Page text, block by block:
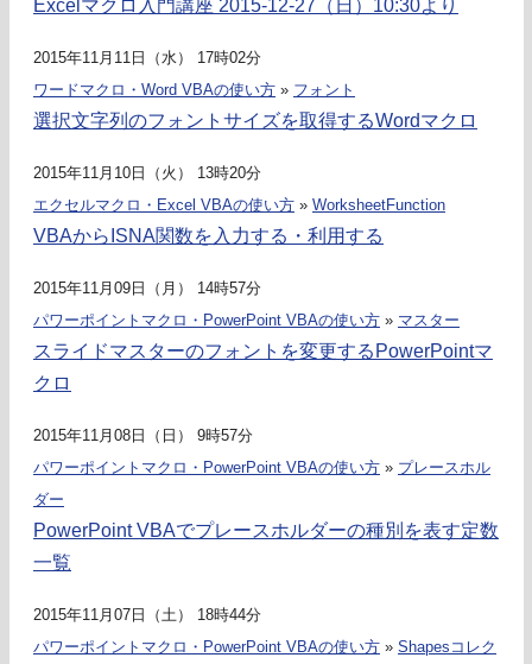
Excelマクロ入門講座 2015-12-27（日）10:30より
2015年11月11日（水） 17時02分
ワードマクロ・Word VBAの使い方 » フォント
選択文字列のフォントサイズを取得するWordマクロ
2015年11月10日（火） 13時20分
エクセルマクロ・Excel VBAの使い方 » WorksheetFunction
VBAからISNA関数を入力する・利用する
2015年11月09日（月） 14時57分
パワーポイントマクロ・PowerPoint VBAの使い方 » マスター
スライドマスターのフォントを変更するPowerPointマ
クロ
2015年11月08日（日） 9時57分
パワーポイントマクロ・PowerPoint VBAの使い方 » プレースホル
ダー
PowerPoint VBAでプレースホルダーの種別を表す定数
一覧
2015年11月07日（土） 18時44分
パワーポイントマクロ・PowerPoint VBAの使い方 » Shapesコレク